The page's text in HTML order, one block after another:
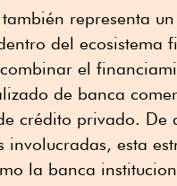
representa
del ecosistema
el
de banca
crédito privado. De
involucradas, esta
la banca